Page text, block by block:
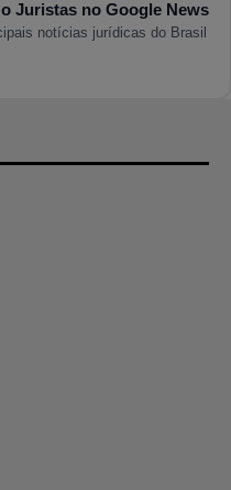
Juristas no Google News
notícias jurídicas do Brasil